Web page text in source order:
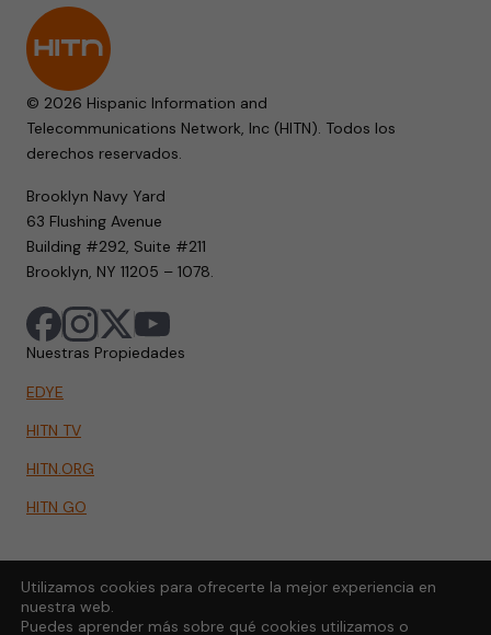
© 2026 Hispanic Information and
Telecommunications Network, Inc (HITN). Todos los
derechos reservados.
Brooklyn Navy Yard
63 Flushing Avenue
Building #292, Suite #211
Brooklyn, NY 11205 – 1078.
Nuestras Propiedades
EDYE
HITN TV
HITN.ORG
HITN GO
Utilizamos cookies para ofrecerte la mejor experiencia en
nuestra web.
Puedes aprender más sobre qué cookies utilizamos o